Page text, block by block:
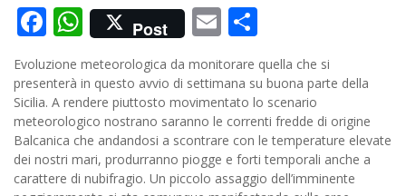
Facebook
WhatsApp
Post Email
Evoluzione meteorologica da monitorare quella che si
presenterà in questo avvio di settimana su buona parte della
Sicilia. A rendere piuttosto movimentato lo scenario
meteorologico nostrano saranno le correnti fredde di origine
Balcanica che andandosi a scontrare con le temperature elevate
dei nostri mari, produrranno piogge e forti temporali anche a
carattere di nubifragio. Un piccolo assaggio dell’imminente